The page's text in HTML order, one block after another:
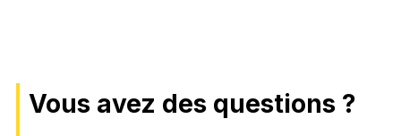
Vous avez des questions ?